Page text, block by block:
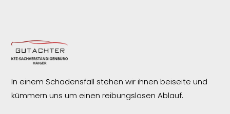
In einem Schadensfall stehen wir ihnen beiseite und
kümmern uns um einen reibungslosenAblauf.